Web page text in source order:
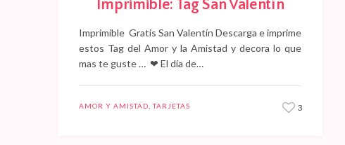
Imprimible: Tag San Valentín
Imprimible Gratis San Valentín Descarga e imprime
estos Tag del Amor y la Amistad y decora lo que
mas te guste … ❤ El día de…
AMOR Y AMISTAD ,TARJETAS 3